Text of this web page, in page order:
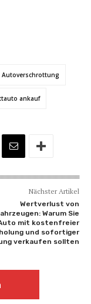
Autoverschrottung
ankauf
Nächster Artikel
Wertverlust von
Warum Sie
mit kostenfreier
und sofortiger
verkaufen sollten